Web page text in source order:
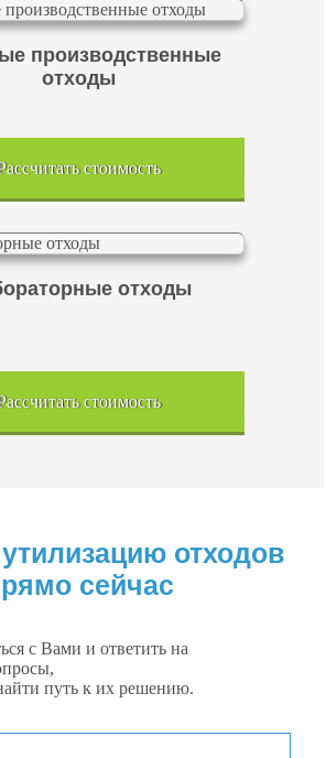
производственные
отходы
стоимость
отходы
стоимость
отходов
сейчас
с Вами и ответить на
путь к их решению.